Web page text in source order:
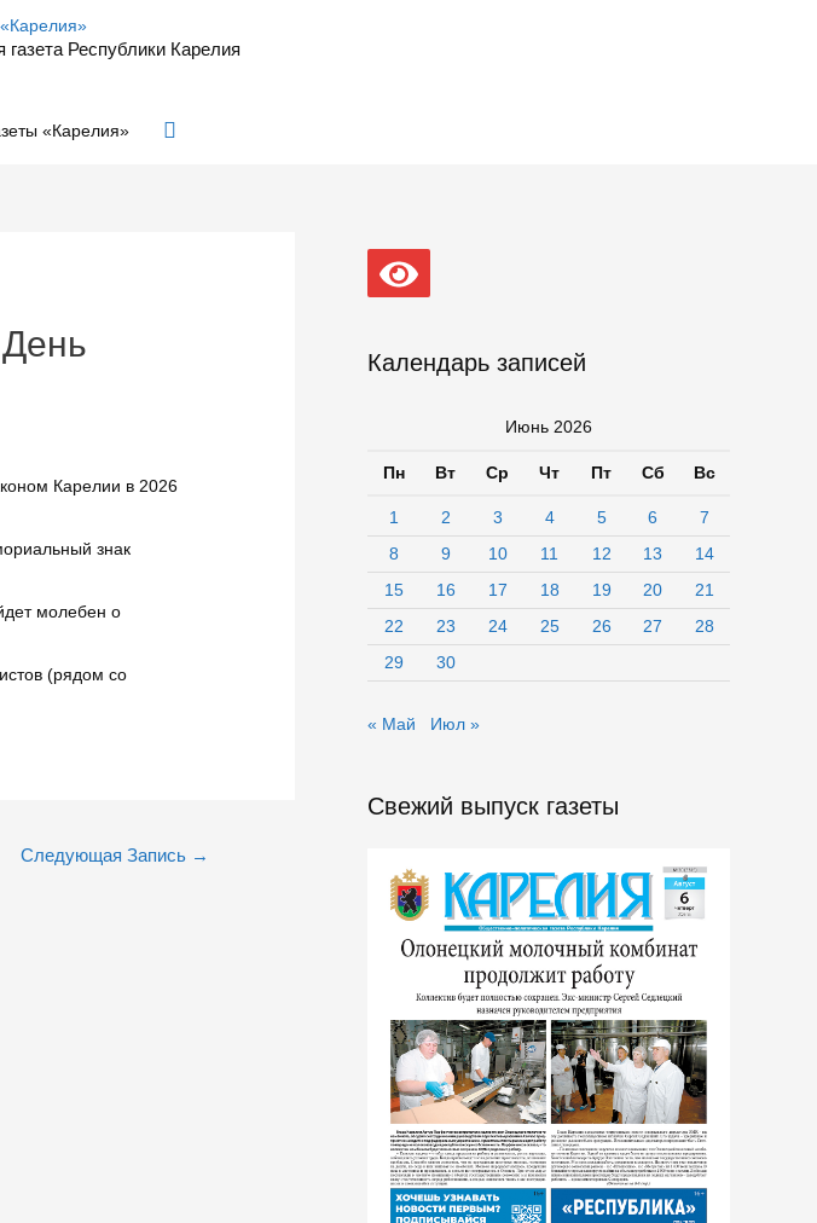
Республики Карелия
«Карелия» Поиск
Карелии в 2026
знак
молебен о
(рядом со
Следующая Запись →
Календарь записей
Июнь 2026
Пн Вт Ср Чт Пт Сб Вс
1 2 3 4 5 6
7
8
9 10 11 12 13
14
15
16 17 18 19 20
21
22
23 24 25 26 27
28
29
30
« Май Июл »
Свежий выпуск газеты